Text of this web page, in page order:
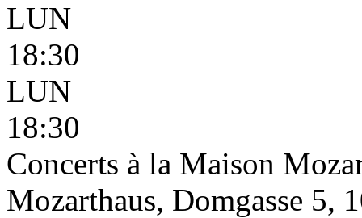
LUN
18:30
LUN
18:30
Concerts à la Maison
Mozarthaus, Domgasse 5,